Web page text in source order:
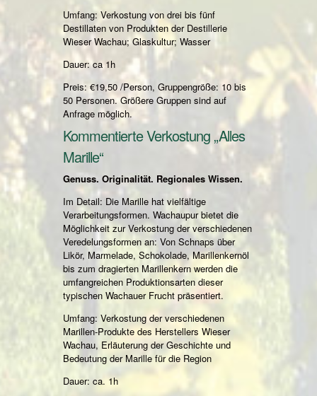
Umfang: Verkostung von drei bis fünf
Destillaten von Produkten der Destillerie
Wieser Wachau; Glaskultur; Wasser
Dauer: ca 1h
Preis: €19,50 /Person, Gruppengröße: 10 bis
50 Personen. Größere Gruppen sind auf
Anfrage möglich.
Kommentierte Verkostung „Alles
Marille“
Genuss. Originalität. Regionales Wissen.
Im Detail: Die Marille hat vielfältige
Verarbeitungsformen. Wachaupur bietet die
Möglichkeit zur Verkostung der verschiedenen
Veredelungsformen an: Von Schnaps über
Likör, Marmelade, Schokolade, Marillenkernöl
bis zum dragierten Marillenkern werden die
umfangreichen Produktionsarten dieser
typischen Wachauer Frucht präsentiert.
Umfang: Verkostung der verschiedenen
Marillen-Produkte des Herstellers Wieser
Wachau, Erläuterung der Geschichte und
Bedeutung der Marille für die Region
Dauer: ca. 1h